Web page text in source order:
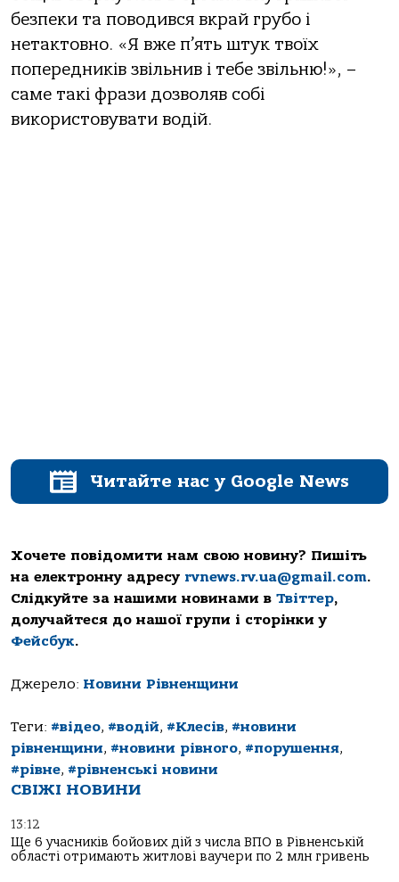
безпеки та поводився вкрай грубо і
нетактовно. «Я вже п’ять штук твоїх
попередників звільнив і тебе звільню!», –
саме такі фрази дозволяв собі
використовувати водій.
Читайте нас у Google News
Хочете повідомити нам свою новину? Пишіть
на електронну адресу rvnews.rv.ua@gmail.com.
Слідкуйте за нашими новинами в Твіттер,
долучайтеся до нашої групи і сторінки у
Фейсбук.
Джерело: Новини Рівненщини
Теги: #відео, #водій, #Клесів, #новини
рівненщини, #новини рівного, #порушення,
#рівне, #рівненські новини
СВІЖІ НОВИНИ
13:12
Ще 6 учасників бойових дій з числа ВПО в Рівненській
області отримають житлові ваучери по 2 млн гривень